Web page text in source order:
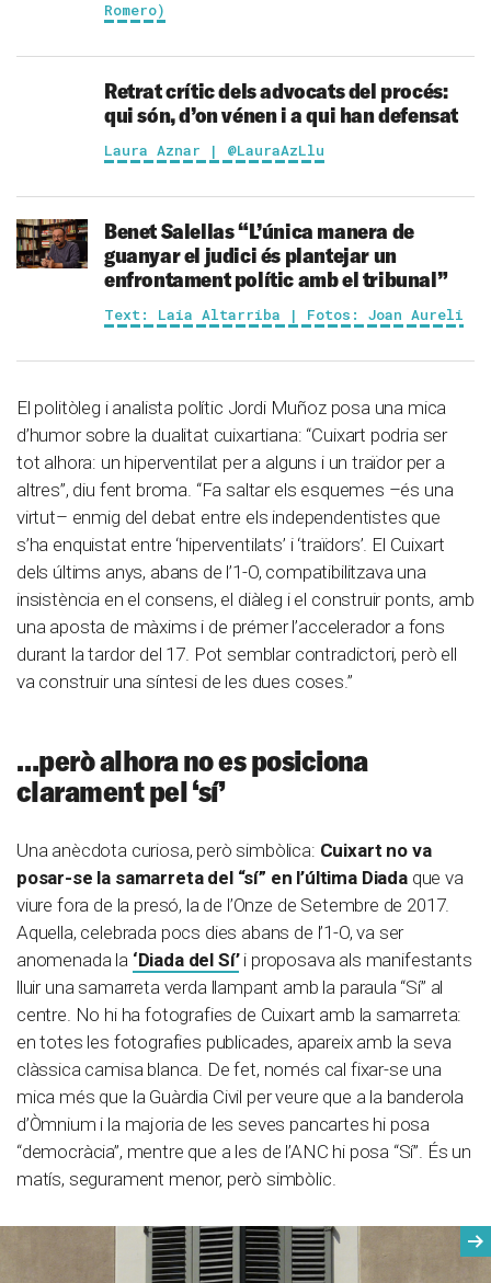
Romero)
Retrat crític dels advocats del procés:
qui són, d’on vénen i a qui han defensat
Laura Aznar | @LauraAzLlu
Benet Salellas“L’única manera de
guanyar el judici és plantejar un
enfrontament polític amb el tribunal”
Text: Laia Altarriba | Fotos: Joan Aureli
El politòleg i analista polític Jordi Muñoz posa una mica
d’humor sobre la dualitat cuixartiana: “Cuixart podria ser
tot alhora: un hiperventilat per a alguns i un traïdor per a
altres”, diu fent broma. “Fa saltar els esquemes –és una
virtut– enmig del debat entre els independentistes que
s’ha enquistat entre ‘hiperventilats’ i ‘traïdors’. El Cuixart
dels últims anys, abans de l’1-O, compatibilitzava una
insistència en el consens, el diàleg i el construir ponts, amb
una aposta de màxims i de prémer l’accelerador a fons
durant la tardor del 17. Pot semblar contradictori, però ell
va construir una síntesi de les dues coses.”
…però alhora no es posiciona
clarament pel ‘sí’
Una anècdota curiosa, però simbòlica: Cuixart no va
posar-se la samarreta del “sí” en l’última Diadaque va
viure fora de la presó, la de l’Onze de Setembre de 2017.
Aquella, celebrada pocs dies abans de l’1-O, va ser
anomenada la ‘Diada del Sí’i proposava als manifestants
lluir una samarreta verda llampant amb la paraula “Sí” al
centre. No hi ha fotografies de Cuixart amb la samarreta:
en totes les fotografies publicades, apareix amb la seva
clàssica camisa blanca. De fet, només cal fixar-se una
mica més que la Guàrdia Civil per veure que a la banderola
d’Òmnium i la majoria de les seves pancartes hi posa
“democràcia”, mentre que a les de l’ANC hi posa “Sí”. És un
matís, segurament menor, però simbòlic.